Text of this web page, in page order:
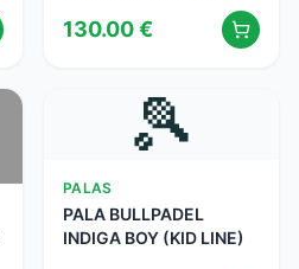
COMFORT PRO 2022
130.00€
🎾
PALAS
PALA BULLPADEL
INDIGA BOY (KID LINE)